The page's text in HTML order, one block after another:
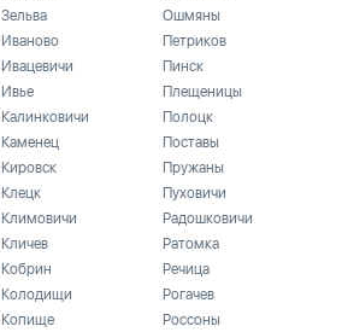
Зельва
Иваново
Ивацевичи
Ивье
Калинковичи
Каменец
Кировск
Клецк
Климовичи
Кличев
Кобрин
Колодищи
Копище
Ошмяны
Петриков
Пинск
Плещеницы
Полоцк
Поставы
Пружаны
Пуховичи
Радошковичи
Ратомка
Речица
Рогачев
Россоны